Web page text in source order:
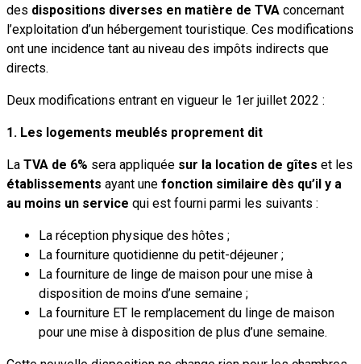
des dispositions diverses en matière de TVA concernant
l’exploitation d’un hébergement touristique. Ces modifications
ont une incidence tant au niveau des impôts indirects que
directs.
Deux modifications entrant en vigueur le 1er juillet 2022 :
1. Les logements meublés proprement dit
La TVA de 6% sera appliquée sur la location de gîtes et les
établissements ayant une fonction similaire dès qu’il y a
au moins un service qui est fourni parmi les suivants :
La réception physique des hôtes ;
La fourniture quotidienne du petit-déjeuner ;
La fourniture de linge de maison pour une mise à
disposition de moins d’une semaine ;
La fourniture ET le remplacement du linge de maison
pour une mise à disposition de plus d’une semaine.